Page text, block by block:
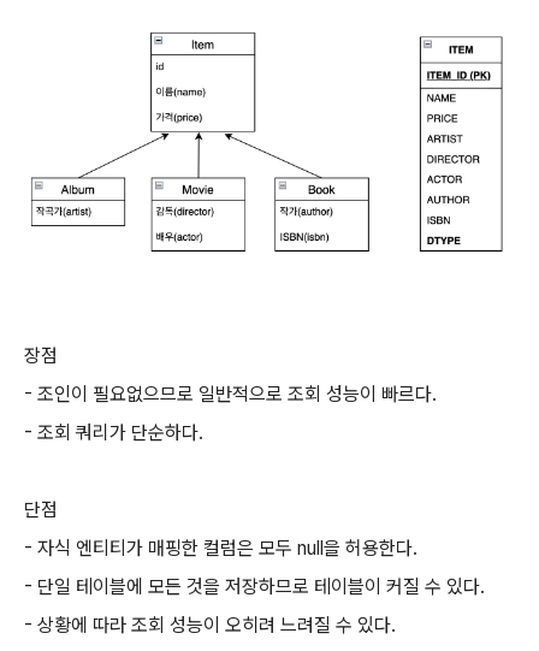
장점
- 조인이 필요없으므로 일반적으로 조회 성능이 빠르다.
- 조회 쿼리가 단순하다.
단점
- 자식 엔티티가 매핑한 컬럼은 모두 null을 허용한다.
- 단일 테이블에 모든 것을 저장하므로 테이블이 커질 수 있다.
- 상황에 따라 조회 성능이 오히려 느려질 수 있다.